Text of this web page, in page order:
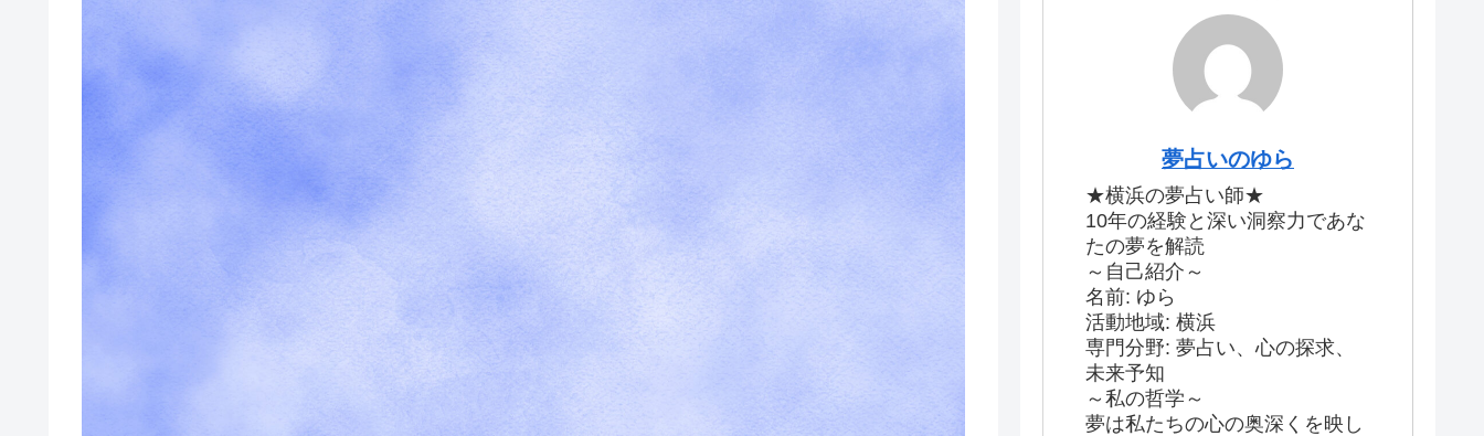
夢占いのゆら
★横浜の夢占い師★
10年の経験と深い洞察力であな
たの夢を解読
～自己紹介～
名前: ゆら
活動地域: 横浜
専門分野: 夢占い、心の探求、
未来予知
～私の哲学～
夢は私たちの心の奥深くを映し